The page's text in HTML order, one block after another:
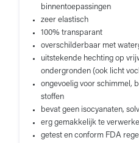
binnentoepassingen
zeer elastisch
100% transparant
overschilderbaar met
uitstekende hechting op
ondergronden (ook licht
ongevoelig voor schimmel,
stoffen
bevat geen isocyanaten,
erg gemakkelijk te
getest en conform FDA